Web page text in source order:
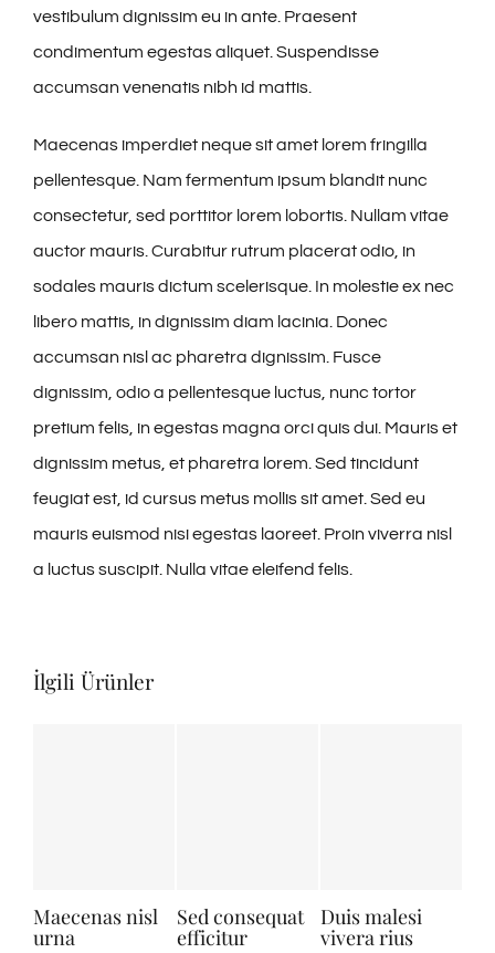
vestibulum dignissim eu in ante. Praesent
condimentum egestas aliquet. Suspendisse
accumsan venenatis nibh id mattis.
Maecenas imperdiet neque sit amet lorem fringilla
pellentesque. Nam fermentum ipsum blandit nunc
consectetur, sed porttitor lorem lobortis. Nullam vitae
auctor mauris. Curabitur rutrum placerat odio, in
sodales mauris dictum scelerisque. In molestie ex nec
libero mattis, in dignissim diam lacinia. Donec
accumsan nisl ac pharetra dignissim. Fusce
dignissim, odio a pellentesque luctus, nunc tortor
pretium felis, in egestas magna orci quis dui. Mauris et
dignissim metus, et pharetra lorem. Sed tincidunt
feugiat est, id cursus metus mollis sit amet. Sed eu
mauris euismod nisi egestas laoreet. Proin viverra nisl
a luctus suscipit. Nulla vitae eleifend felis.
İlgili Ürünler
Maecenas nisl
urna
Sed consequat
efficitur
Duis malesi
vivera rius